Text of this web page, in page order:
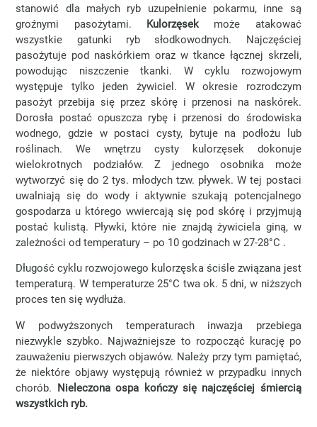
stanowić dla małych ryb uzupełnienie pokarmu, inne są
groźnymi pasożytami. Kulorzęsek może atakować
wszystkie gatunki ryb słodkowodnych. Najczęściej
pasożytuje pod naskórkiem oraz w tkance łącznej skrzeli,
powodując niszczenie tkanki. W cyklu rozwojowym
występuje tylko jeden żywiciel. W okresie rozrodczym
pasożyt przebija się przez skórę i przenosi na naskórek.
Dorosła postać opuszcza rybę i przenosi do środowiska
wodnego, gdzie w postaci cysty, bytuje na podłożu lub
roślinach. We wnętrzu cysty kulorzęsek dokonuje
wielokrotnych podziałów. Z jednego osobnika może
wytworzyć się do 2 tys. młodych tzw. pływek. W tej postaci
uwalniają się do wody i aktywnie szukają potencjalnego
gospodarza u którego wwiercają się pod skórę i przyjmują
postać kulistą. Pływki, które nie znajdą żywiciela giną, w
zależności od temperatury – po 10 godzinach w 27-28°C .
Długość cyklu rozwojowego kulorzęska ściśle związana jest
temperaturą. W temperaturze 25°C twa ok. 5 dni, w niższych
proces ten się wydłuża.
W podwyższonych temperaturach inwazja przebiega
niezwykle szybko. Najważniejsze to rozpocząć kurację po
zauważeniu pierwszych objawów. Należy przy tym pamiętać,
że niektóre objawy występują również w przypadku innych
chorób. Nieleczona ospa kończy się najczęściej śmiercią
wszystkich ryb.